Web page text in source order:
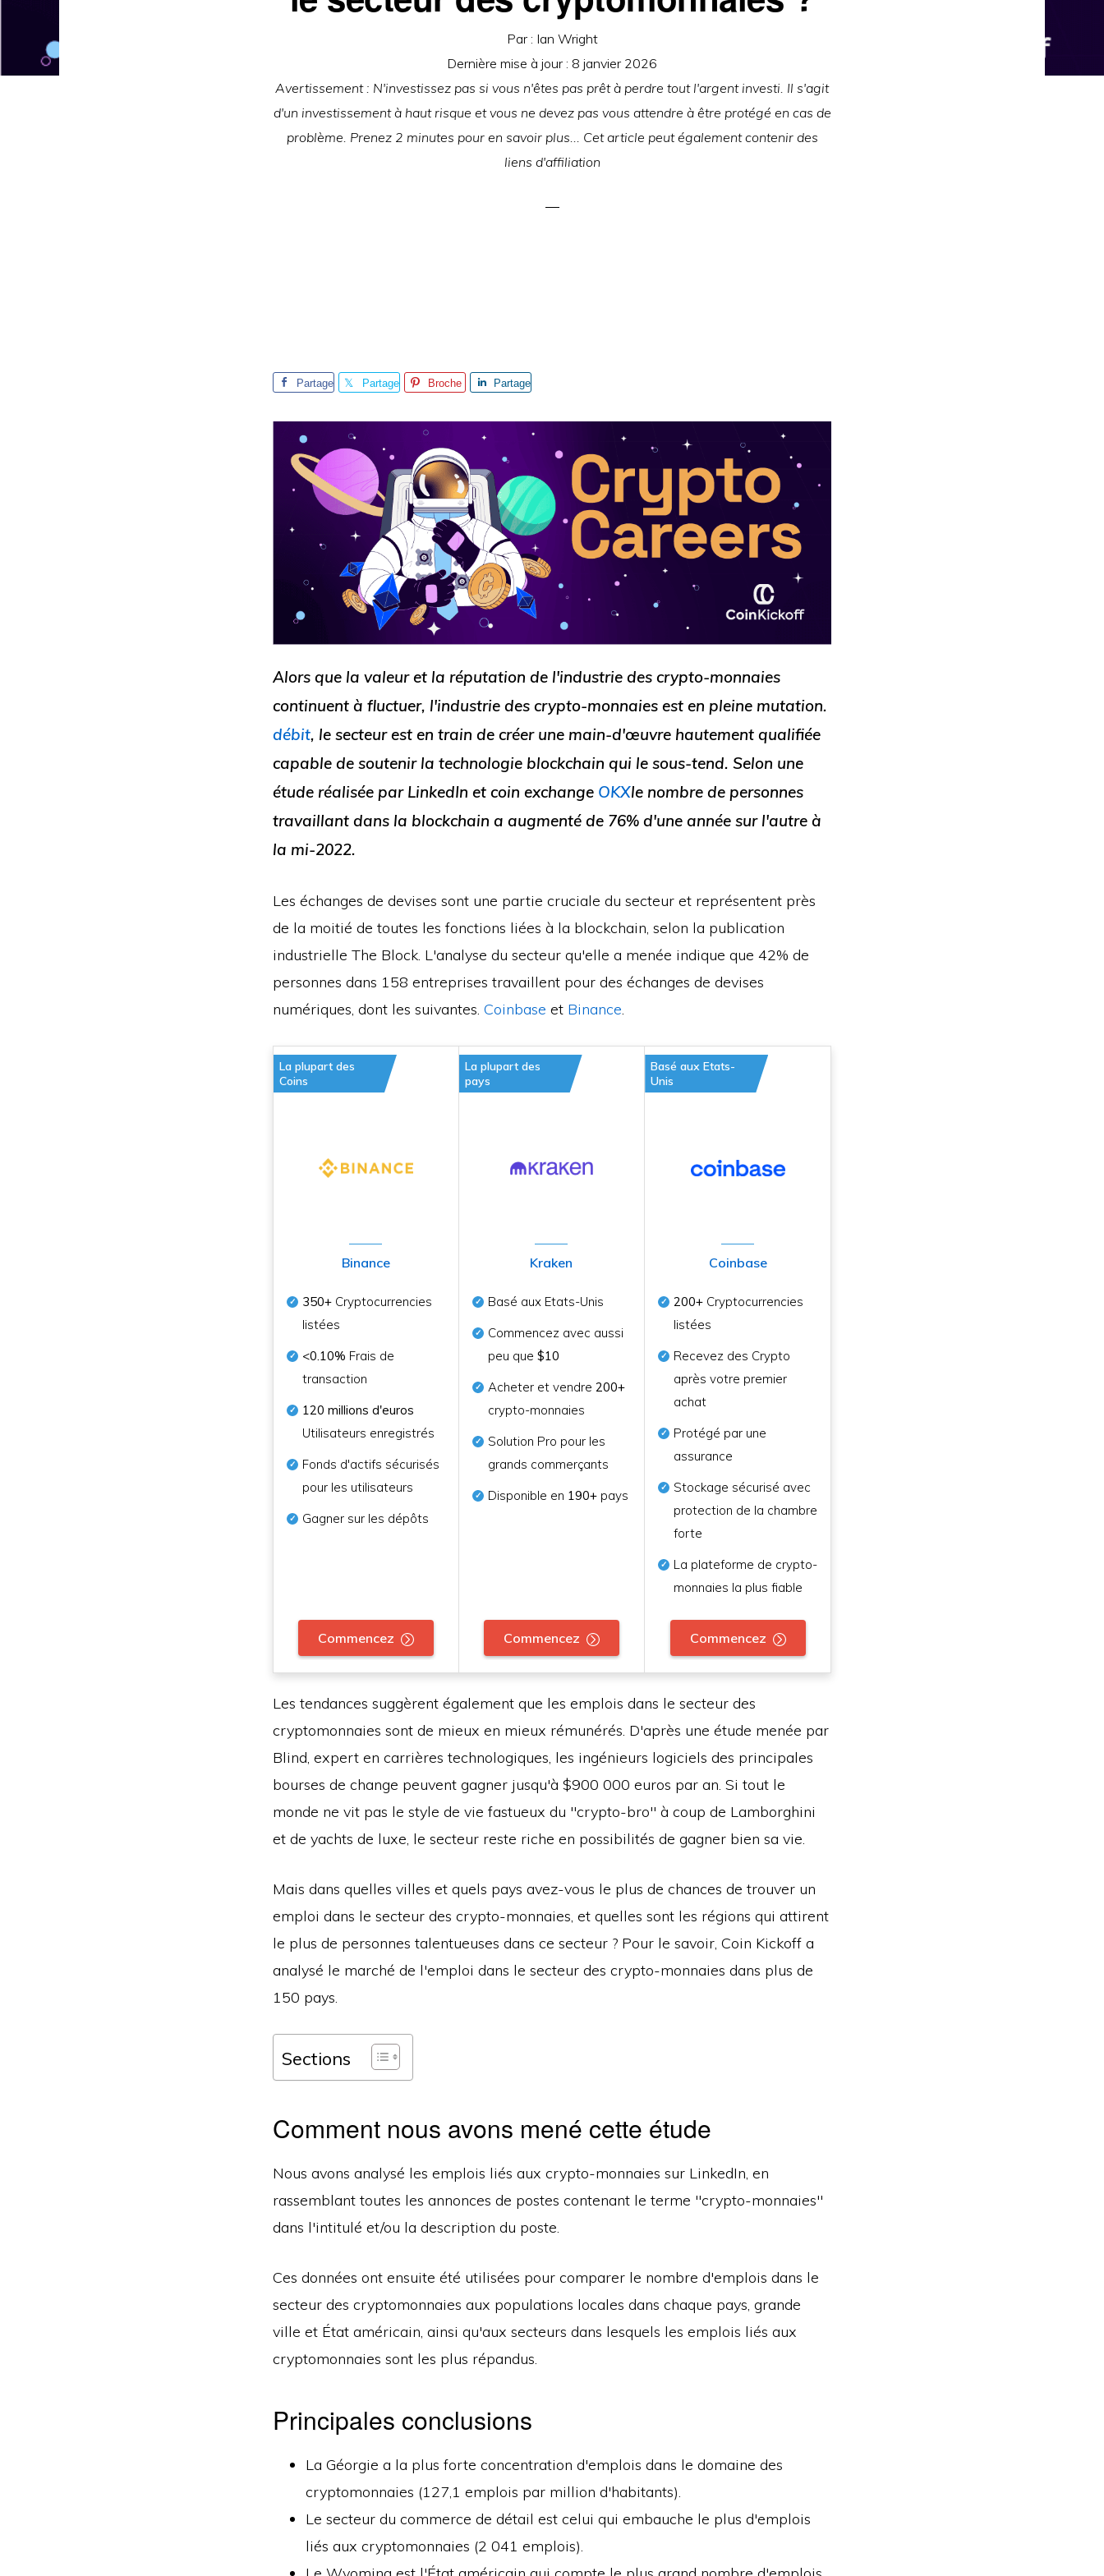
Par : Ian Wright
Dernière mise à jour : 8 janvier 2026
Avertissement : N'investissez pas si vous n'êtes pas prêt à perdre tout l'argent investi. Il s'agit
d'un investissement à haut risque et vous ne devez pas vous attendre à être protégé en cas de
problème. Prenez 2 minutes pour en savoir plus... Cet article peut également contenir des
liens d'affiliation
Partage
Partage
Broche
Partage
Alors que la valeur et la réputation de l'industrie des crypto-monnaies
continuent à fluctuer, l'industrie des crypto-monnaies est en pleine mutation.
débit, le secteur est en train de créer une main-d'œuvre hautement qualifiée
capable de soutenir la technologie blockchain qui le sous-tend. Selon une
étude réalisée par LinkedIn et coin exchange OKXle nombre de personnes
travaillant dans la blockchain a augmenté de 76% d'une année sur l'autre à
la mi-2022.
Les échanges de devises sont une partie cruciale du secteur et représentent près
de la moitié de toutes les fonctions liées à la blockchain, selon la publication
industrielle The Block. L'analyse du secteur qu'elle a menée indique que 42% de
personnes dans 158 entreprises travaillent pour des échanges de devises
numériques, dont les suivantes. Coinbase et Binance.
La plupart des
Coins
Binance
350+ Cryptocurrencies
listées
<0.10% Frais de
transaction
120 millions d'euros
Utilisateurs enregistrés
Fonds d'actifs sécurisés
pour les utilisateurs
Gagner sur les dépôts
Commencez
La plupart des
pays
Kraken
Basé aux Etats-Unis
Commencez avec aussi
peu que $10
Acheter et vendre 200+
crypto-monnaies
Solution Pro pour les
grands commerçants
Disponible en 190+pays
Commencez
Basé aux Etats-
Unis
Coinbase
200+ Cryptocurrencies
listées
Recevez des Crypto
après votre premier
achat
Protégé par une
assurance
Stockage sécurisé avec
protection de la chambre
forte
La plateforme de crypto-
monnaies la plus fiable
Commencez
Les tendances suggèrent également que les emplois dans le secteur des
cryptomonnaies sont de mieux en mieux rémunérés. D'après une étude menée par
Blind, expert en carrières technologiques, les ingénieurs logiciels des principales
bourses de change peuvent gagner jusqu'à $900 000 euros par an. Si tout le
monde ne vit pas le style de vie fastueux du "crypto-bro" à coup de Lamborghini
et de yachts de luxe, le secteur reste riche en possibilités de gagner bien sa vie.
Mais dans quelles villes et quels pays avez-vous le plus de chances de trouver un
emploi dans le secteur des crypto-monnaies, et quelles sont les régions qui attirent
le plus de personnes talentueuses dans ce secteur ? Pour le savoir, Coin Kickoff a
analysé le marché de l'emploi dans le secteur des crypto-monnaies dans plus de
150 pays.
Sections
Comment nous avons mené cette étude
Nous avons analysé les emplois liés aux crypto-monnaies sur LinkedIn, en
rassemblant toutes les annonces de postes contenant le terme "crypto-monnaies"
dans l'intitulé et/ou la description du poste.
Ces données ont ensuite été utilisées pour comparer le nombre d'emplois dans le
secteur des cryptomonnaies aux populations locales dans chaque pays, grande
ville et État américain, ainsi qu'aux secteurs dans lesquels les emplois liés aux
cryptomonnaies sont les plus répandus.
Principales conclusions
La Géorgie a la plus forte concentration d'emplois dans le domaine des
cryptomonnaies (127,1 emplois par million d'habitants).
Le secteur du commerce de détail est celui qui embauche le plus d'emplois
liés aux cryptomonnaies (2 041 emplois).